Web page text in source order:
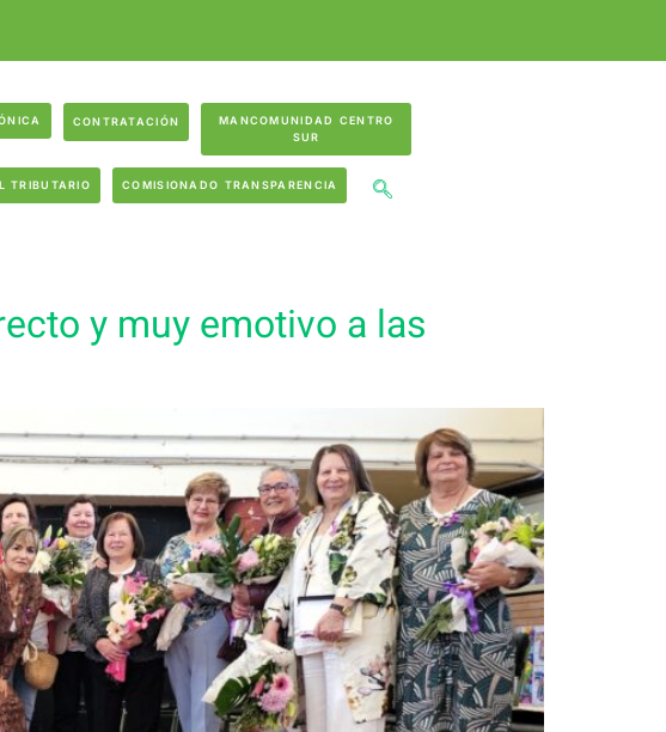
CONTRATACIÓN
MANCOMUNIDAD CENTRO
SUR
TRIBUTARIO COMISIONADO TRANSPARENCIA
y muy emotivo a las